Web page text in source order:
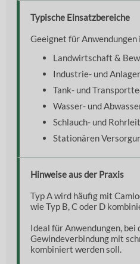
Typische Einsatzbereiche
Geeignet für Anwendungen
Landwirtschaft &
Industrie- und
Tank- und
Wasser- und
Schlauch- und
Stationären
Hinweise aus der Praxis
Typ A wird häufig mit
wie Typ B, C oder D
Ideal für Anwendungen, bei
Gewindeverbindung mit
kombiniert werden soll.